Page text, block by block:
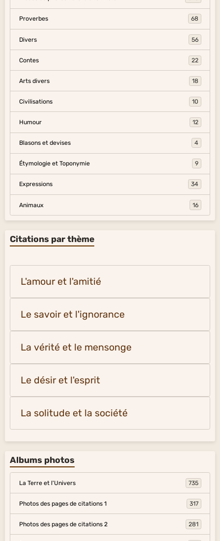
Proverbes 68
Divers 56
Contes 22
Arts divers 18
Civilisations 10
Humour 12
Blasons et devises 4
Étymologie et Toponymie 9
Expressions 34
Animaux 16
Citations par thème
L'amour et l'amitié
Le savoir et l'ignorance
La vérité et le mensonge
Le désir et l'esprit
La solitude et la société
Albums photos
La Terre et l'Univers 735
Photos des pages de citations 1 317
Photos des pages de citations 2 281